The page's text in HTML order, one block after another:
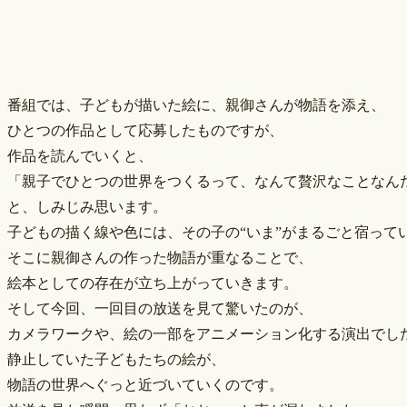
番組では、子どもが描いた絵に、親御さんが物語を添え、
ひとつの作品として応募したものですが、
作品を読んでいくと、
「親子でひとつの世界をつくるって、なんて贅沢なことなん
と、しみじみ思います。
子どもの描く線や色には、その子の“いま”がまるごと宿って
そこに親御さんの作った物語が重なることで、
絵本としての存在が立ち上がっていきます。
そして今回、一回目の放送を見て驚いたのが、
カメラワークや、絵の一部をアニメーション化する演出でし
静止していた子どもたちの絵が、
物語の世界へぐっと近づいていくのです。